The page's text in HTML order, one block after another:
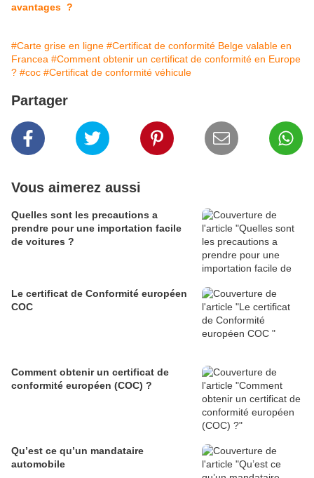
avantages ?
#Carte grise en ligne #Certificat de conformité Belge valable en
Francea #Comment obtenir un certificat de conformité en Europe
? #coc #Certificat de conformité véhicule
Partager
Vous aimerez aussi
Quelles sont les precautions a
prendre pour une importation facile
de voitures ?
Le certificat de Conformité européen
COC
Comment obtenir un certificat de
conformité européen (COC) ?
Qu’est ce qu’un mandataire
automobile